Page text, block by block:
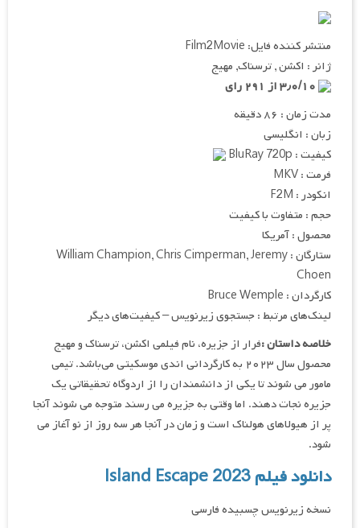
منتشر کننده فایل: Film2Movie
ژانر : اکشن , ترسناک, مهیج
مدت زمان : ۸۶ دقیقه
زبان : انگلیسی
کیفیت : BluRay 720p
فرمت : MKV
انکودر : F2M
حجم : متفاوت با کیفیت
محصول : آمریکا
ستارگان : William Champion, Chris Cimperman, Jeremy
Choen
کارگردان : Bruce Wemple
لینک‌های مرتبط : جستجوی زیرنویس – کیفیت‌های دیگر
خلاصه داستان :فرار از جزیره، نام فیلمی اکشن، ترسناک و مهیج
محصول سال ۲۰۲۳ به کارگردانی اندی موسکیتی می‌باشد. تیمی
مامور می شوند تا یکی از دانشمندان را از اردوگاه تحقیقاتی یک
جزیره نجات دهند. اما وقتی به جزیره می رسند متوجه می شوند آنجا
پر از هیولاهای هولناک است و زمان در آنجا هر سه روز از نو آغاز می
شود.
دانلود فیلم Island Escape 2023
نسخه زیرنویس چسبیده فارسی